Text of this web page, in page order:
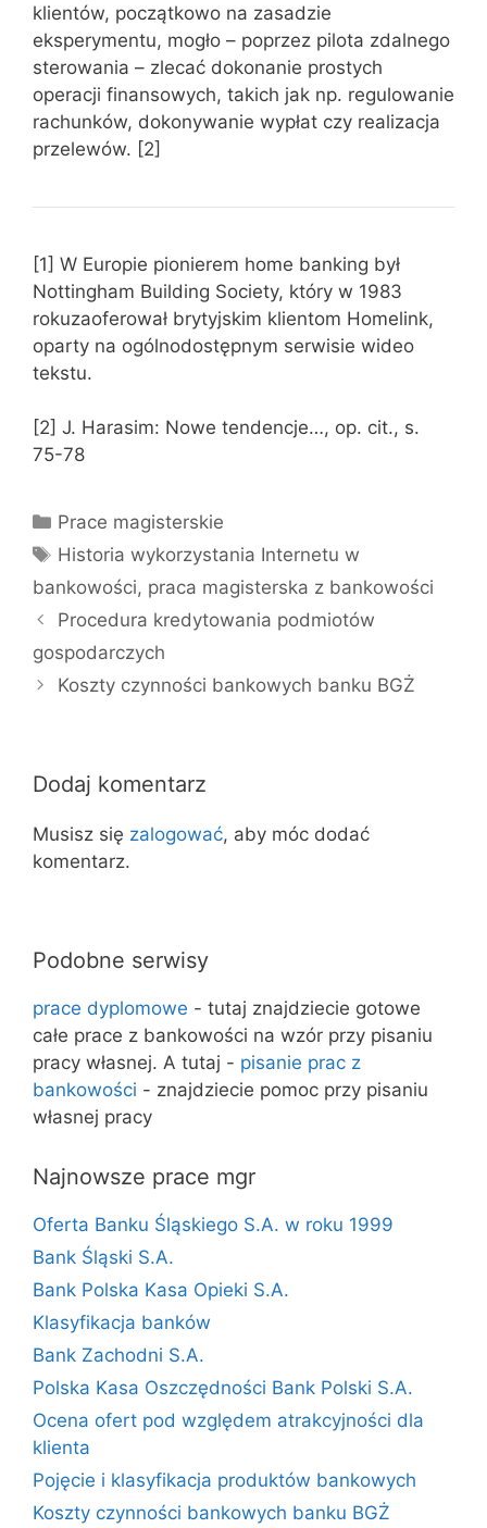
klientów, początkowo na zasadzie
eksperymentu, mogło – poprzez pilota zdalnego
sterowania – zlecać dokonanie prostych
operacji finansowych, takich jak np. regulowanie
rachunków, dokonywanie wypłat czy realizacja
przelewów. [2]
[1] W Europie pionierem home banking był
Nottingham Building Society, który w 1983
rokuzaoferował brytyjskim klientom Homelink,
oparty na ogólnodostępnym serwisie wideo
tekstu.
[2] J. Harasim: Nowe tendencje…, op. cit., s.
75-78
Kategorie
Prace magisterskie
Tagi
Historia wykorzystania Internetu w
bankowości, praca magisterska z bankowości
Procedura kredytowania podmiotów
gospodarczych
Koszty czynności bankowych banku BGŻ
Dodaj komentarz
Musisz się zalogować, aby móc dodać
komentarz.
Podobne serwisy
prace dyplomowe - tutaj znajdziecie gotowe
całe prace z bankowości na wzór przy pisaniu
pracy własnej. A tutaj - pisanie prac z
bankowości - znajdziecie pomoc przy pisaniu
własnej pracy
Najnowsze prace mgr
Oferta Banku Śląskiego S.A. w roku 1999
Bank Śląski S.A.
Bank Polska Kasa Opieki S.A.
Klasyfikacja banków
Bank Zachodni S.A.
Polska Kasa Oszczędności Bank Polski S.A.
Ocena ofert pod względem atrakcyjności dla
klienta
Pojęcie i klasyfikacja produktów bankowych
Koszty czynności bankowych banku BGŻ